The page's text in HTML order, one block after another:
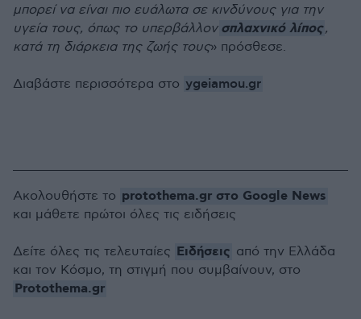
μπορεί να είναι πιο ευάλωτα σε κινδύνους για την
υγεία τους, όπως το υπερβάλλον σπλαχνικό λίπος,
κατά τη διάρκεια της ζωής τους» πρόσθεσε.
Διαβάστε περισσότερα στο ygeiamou.gr
Ακολουθήστε το protothema.gr στο Google News
και μάθετε πρώτοι όλες τις ειδήσεις
Δείτε όλες τις τελευταίες Ειδήσεις από την Ελλάδα
και τον Κόσμο, τη στιγμή που συμβαίνουν, στο
Protothema.gr